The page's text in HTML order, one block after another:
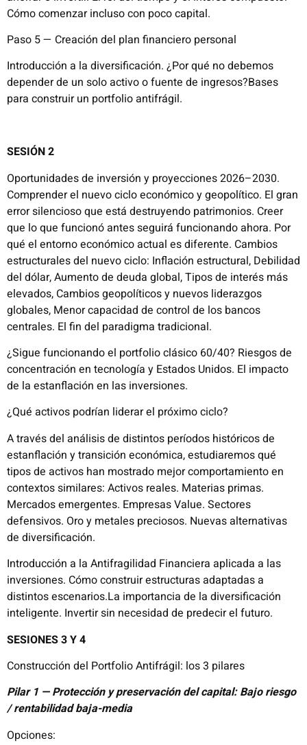
Cómo comenzar incluso con poco capital.
Paso 5 — Creación del plan financiero personal
Introducción a la diversificación. ¿Por qué no debemos
depender de un solo activo o fuente de ingresos?Bases
para construir un portfolio antifrágil.
SESIÓN 2
Oportunidades de inversión y proyecciones 2026–2030.
Comprender el nuevo ciclo económico y geopolítico. El gran
error silencioso que está destruyendo patrimonios. Creer
que lo que funcionó antes seguirá funcionando ahora. Por
qué el entorno económico actual es diferente. Cambios
estructurales del nuevo ciclo: Inflación estructural, Debilidad
del dólar, Aumento de deuda global, Tipos de interés más
elevados, Cambios geopolíticos y nuevos liderazgos
globales, Menor capacidad de control de los bancos
centrales. El fin del paradigma tradicional.
¿Sigue funcionando el portfolio clásico 60/40? Riesgos de
concentración en tecnología y Estados Unidos. El impacto
de la estanflación en las inversiones.
¿Qué activos podrían liderar el próximo ciclo?
A través del análisis de distintos períodos históricos de
estanflación y transición económica, estudiaremos qué
tipos de activos han mostrado mejor comportamiento en
contextos similares: Activos reales. Materias primas.
Mercados emergentes. Empresas Value. Sectores
defensivos. Oro y metales preciosos. Nuevas alternativas
de diversificación.
Introducción a la Antifragilidad Financiera aplicada a las
inversiones. Cómo construir estructuras adaptadas a
distintos escenarios.La importancia de la diversificación
inteligente. Invertir sin necesidad de predecir el futuro.
SESIONES 3 Y 4
Construcción del Portfolio Antifrágil: los 3 pilares
Pilar 1 — Protección y preservación del capital: Bajo riesgo
/ rentabilidad baja-media
Opciones: